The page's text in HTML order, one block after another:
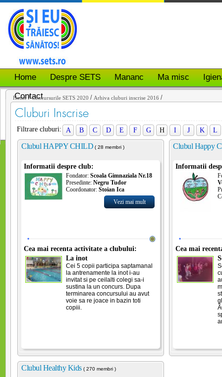
Home Despre SETS Mananc Ma misc
Contact
Home / Concursurile SETS 2020 / Arhiva cluburi inscrise 2016 /
Cluburi Inscrise
Filtrare cluburi: A B C D E F G H I J K L
Clubul HAPPY CHILD ( 28 membri )
Informatii despre club:
Fondator: Scoala Gimnaziala Nr.18
Presedinte: Negru Tudor
Coordonator: Stoian Ica
Vezi mai mult
Cea mai recenta activitate a clubului:
La inot
Cei 5 copii participa saptamanal
la antrenamente la inot i-au
invitat si pe ceilalti colegi sa-i
sustina la un concurs. Dupa
terminarea concursului au avut
voie sa re joace in bazin toti
copiii.
Clubul Happy
Informatii
Cea mai
Clubul Healthy Kids( 270 membri )